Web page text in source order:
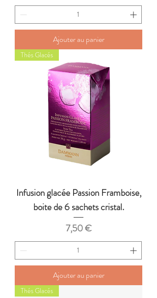
Ajouter au panier
Thés Glacés
Infusion glacée Passion Framboise,
boite de 6 sachets cristal.
Prix
7,50 €
Ajouter au panier
Thés Glacés